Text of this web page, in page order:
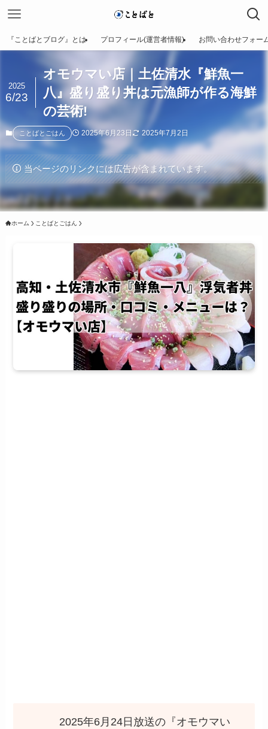
『ことばとブログ』とは プロフィール(運営者情報) お問い合わせフォー
オモウマい店｜土佐清水『鮮魚一
八』盛り盛り丼は元漁師が作る海鮮
の芸術!
2025
6/23
ことばとごはん 2025年6月23日 2025年7月2日
当ページのリンクには広告が含まれています。
ホーム ことばとごはん
2025年6月24日放送の『オモウマい